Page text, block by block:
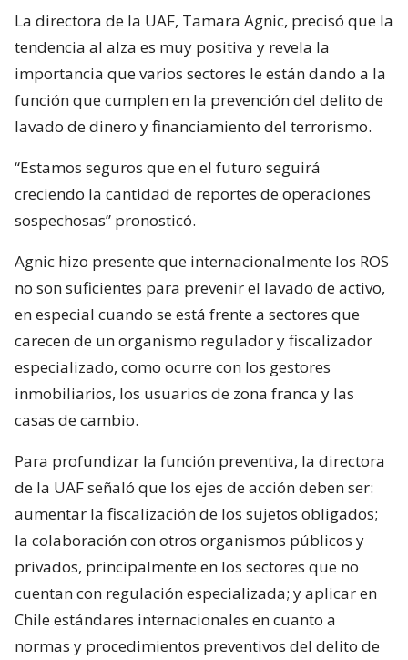
La directora de la UAF, Tamara Agnic, precisó que la
tendencia al alza es muy positiva y revela la
importancia que varios sectores le están dando a la
función que cumplen en la prevención del delito de
lavado de dinero y financiamiento del terrorismo.
“Estamos seguros que en el futuro seguirá
creciendo la cantidad de reportes de operaciones
sospechosas” pronosticó.
Agnic hizo presente que internacionalmente los ROS
no son suficientes para prevenir el lavado de activo,
en especial cuando se está frente a sectores que
carecen de un organismo regulador y fiscalizador
especializado, como ocurre con los gestores
inmobiliarios, los usuarios de zona franca y las
casas de cambio.
Para profundizar la función preventiva, la directora
de la UAF señaló que los ejes de acción deben ser:
aumentar la fiscalización de los sujetos obligados;
la colaboración con otros organismos públicos y
privados, principalmente en los sectores que no
cuentan con regulación especializada; y aplicar en
Chile estándares internacionales en cuanto a
normas y procedimientos preventivos del delito de